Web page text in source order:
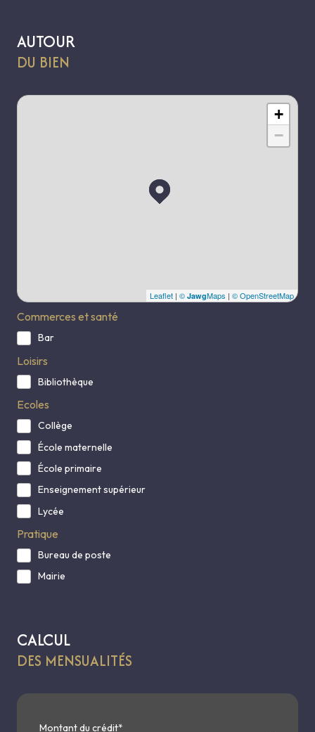
AUTOUR
DU BIEN
+
−
Leaflet | © JawgMaps | © OpenStreetMap
Commerces et santé
Bar
Loisirs
Bibliothèque
Ecoles
Collège
École maternelle
École primaire
Enseignement supérieur
Lycée
Pratique
Bureau de poste
Mairie
CALCUL
DES MENSUALITÉS
Montant du crédit*